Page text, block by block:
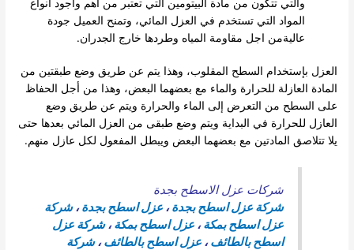
والتي تتكون من مادة البيتومين التي تعتبر من أهم وأجود أنواع
المواد التي تستخدم في العزل المائي، وتمنح العميل جودة
عاليةمن اجل مقاومة المياه وطردها خارج الجدران.
العزل بإستخدام السطح المقلوب، وهذا يتم عن طريق وضع طبقتين من
المادة العازلة للحرارة والماء مع بعضهما البعض، وهذا من أجل الحفاظ
على السطح من التعرض إلى الماء والحرارة ويتم عن طريق وضع
العازل للحرارة في البداية ويتم وضع طبقى من العزل المائي بعدها حتى
يلا تتلاصق المادتين مع بعضهما البعض ويبطل المفعول لكل عازل منهم.
شركات عزل الاسطح بجدة
شركة عزل اسطح بجدة،عزل اسطح بجدة،شركة
عزل اسطح بمكة،عزل اسطح بمكة،شركة عزل
اسطح بالطائف،عزل اسطح بالطائف،شركة